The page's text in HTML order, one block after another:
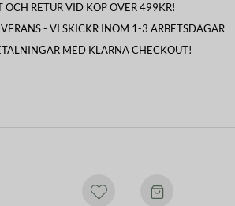
OCH RETUR VID KÖP ÖVER 499KR!
- VI SKICKR INOM 1-3 ARBETSDAGAR
MED KLARNA CHECKOUT!